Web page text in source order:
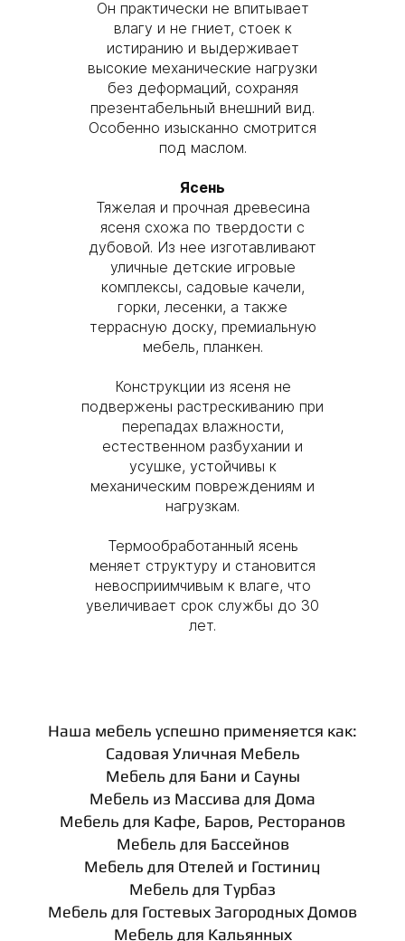
Он практически не впитывает
влагу и не гниет, стоек к
истиранию и выдерживает
высокие механические нагрузки
без деформаций, сохраняя
презентабельный внешний вид.
Особенно изысканно смотрится
под маслом.
Ясень
Тяжелая и прочная древесина
ясеня схожа по твердости с
дубовой. Из нее изготавливают
уличные детские игровые
комплексы, садовые качели,
горки, лесенки, а также
террасную доску, премиальную
мебель, планкен.
Конструкции из ясеня не
подвержены растрескиванию при
перепадах влажности,
естественном разбухании и
усушке, устойчивы к
механическим повреждениям и
нагрузкам.
Термообработанный ясень
меняет структуру и становится
невосприимчивым к влаге, что
увеличивает срок службы до 30
лет.
Наша мебель успешно применяется как:
Садовая Уличная Мебель
Мебель для Бани и Сауны
Мебель из Массива для Дома
Мебель для Кафе, Баров, Ресторанов
Мебель для Бассейнов
Мебель для Отелей и Гостиниц
Мебель для Турбаз
Мебель для Гостевых Загородных Домов
Мебель для Кальянных